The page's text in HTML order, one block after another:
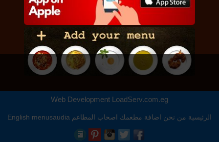
Web Development LoadServ.com.eg
الرئيسية من نحن اضافة مطعمك اصحاب المطاعم menusaudia
English